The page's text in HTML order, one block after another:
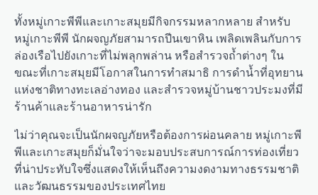
ทั้งหมู่เกาะพีพีและเกาะสมุยมีกิจกรรมหลากหลาย สำหรับ
หมู่เกาะพีพี นักผจญภัยสามารถปีนเขาหิน เพลิดเพลินกับการ
ล่องเรือไปยังเกาะที่ไม่พลุกพล่าน หรือสำรวจถ้ำต่างๆ ใน
ขณะที่เกาะสมุยมีโอกาสในการทำสมาธิ การดำน้ำที่อุทยาน
แห่งชาติทางทะเลอ่างทอง และสำรวจหมู่บ้านชาวประมงที่มี
ร้านค้าและร้านอาหารน่ารัก
ไม่ว่าคุณจะเป็นนักผจญภัยหรือต้องการผ่อนคลาย หมู่เกาะพี
พีและเกาะสมุยก็มั่นใจว่าจะมอบประสบการณ์การท่องเที่ยว
ที่น่าประทับใจซึ่งแสดงให้เห็นถึงความงดงามทางธรรมชาติ
และวัฒนธรรมของประเทศไทย